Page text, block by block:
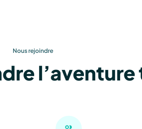
Nous rejoindre